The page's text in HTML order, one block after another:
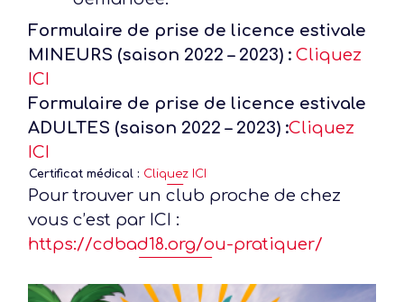
Formulaire de prise de licence estivale
MINEURS (saison 2022 – 2023) : Cliquez
ICI
Formulaire de prise de licence estivale
ADULTES (saison 2022 – 2023) :Cliquez
ICI
Certificat médical : Cliquez ICI
Pour trouver un club proche de chez
vous c’est par ICI :
https://cdbad18.org/ou-pratiquer/